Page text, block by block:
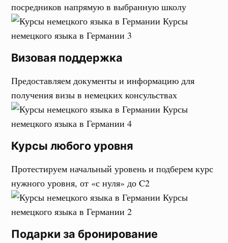
посредников напрямую в выбранную школу
Визовая поддержка
Предоставляем документы и информацию для
получения визы в немецких консульствах
Курсы любого уровня
Протестируем начальный уровень и подберем курс
нужного уровня, от «с нуля» до C2
Подарки за бронирование